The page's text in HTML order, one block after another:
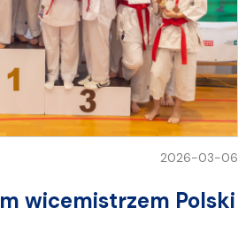
2026-03-06
wicemistrzem Polski